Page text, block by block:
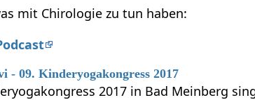
mit Chirologie zu tun haben:
- 09. Kinderyogakongress 2017
2017 in Bad Meinberg